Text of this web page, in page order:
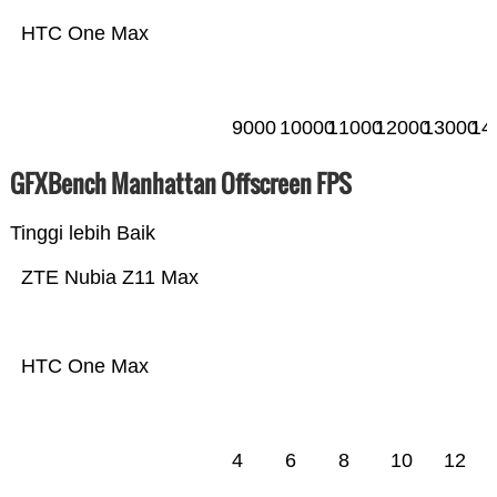
HTC One Max
9000 10000110001200013000
GFXBench Manhattan Offscreen FPS
Tinggi lebih Baik
HTC One Max
ZTE Nubia Z11 Max
4 6 8 10 12